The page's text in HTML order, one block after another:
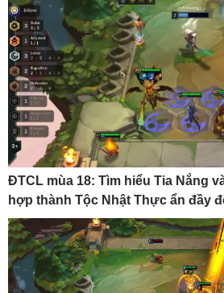
ĐTCL mùa 18: Tìm hiểu Tia Nắng
hợp thành Tộc Nhật Thực ẩn đầy